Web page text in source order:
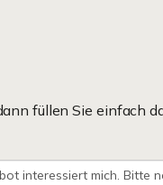
füllen Sie einfach